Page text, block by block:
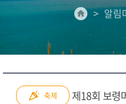
알림
축제
제18회 보령